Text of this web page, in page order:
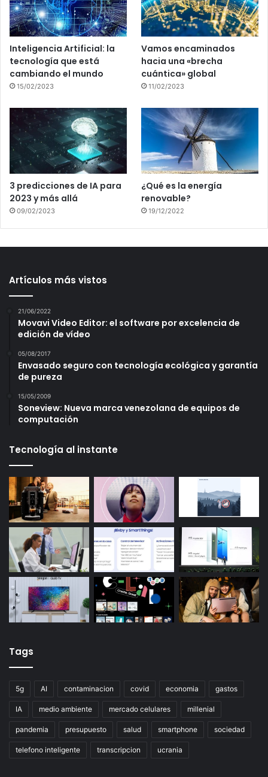
Inteligencia Artificial: la
tecnología que está
cambiando el mundo
15/02/2023
Vamos encaminados
hacia una «brecha
cuántica» global
11/02/2023
3 predicciones de IA para
2023 y más allá
09/02/2023
¿Qué es la energía
renovable?
19/12/2022
Artículos más vistos
21/06/2022
Movavi Video Editor: el software por excelencia de
edición de vídeo
05/08/2017
Envasado seguro con tecnología ecológica y garantía
de pureza
15/05/2009
Soneview: Nueva marca venezolana de equipos de
computación
Tecnología al instante
Tags
5g AI contaminacion covid economia gastos
IA medio ambiente mercado celulares millenial
pandemia presupuesto salud smartphone sociedad
telefono inteligente transcripcion ucrania